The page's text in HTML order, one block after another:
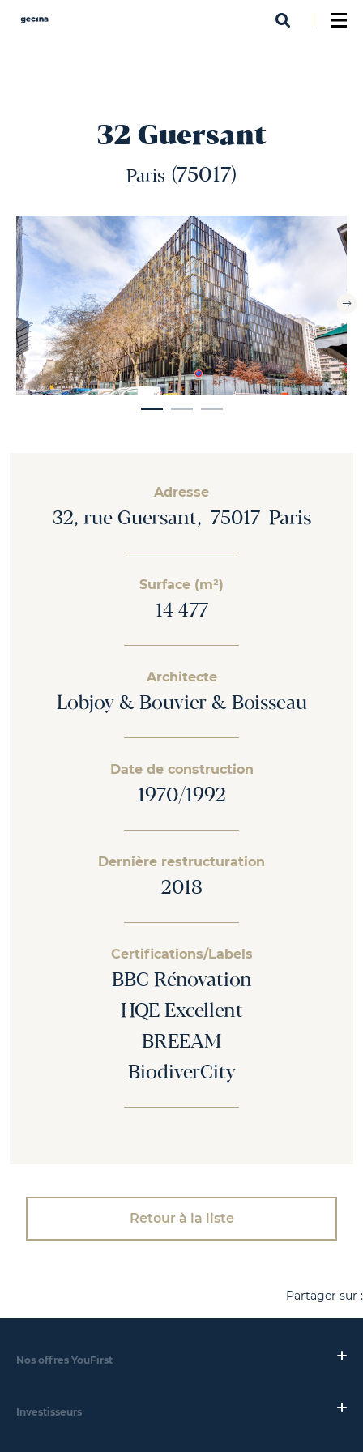
contenu
32 Guersant
Paris (75017)
Adresse
32, rue Guersant, 75017 Paris
Surface (m²)
14 477
Architecte
Lobjoy & Bouvier & Boisseau
Date de construction
1970/1992
Dernière restructuration
2018
Certifications/Labels
BBC Rénovation
HQE Excellent
BREEAM
BiodiverCity
Retour à la liste
Partager sur :
Nos offres YouFirst
Investisseurs